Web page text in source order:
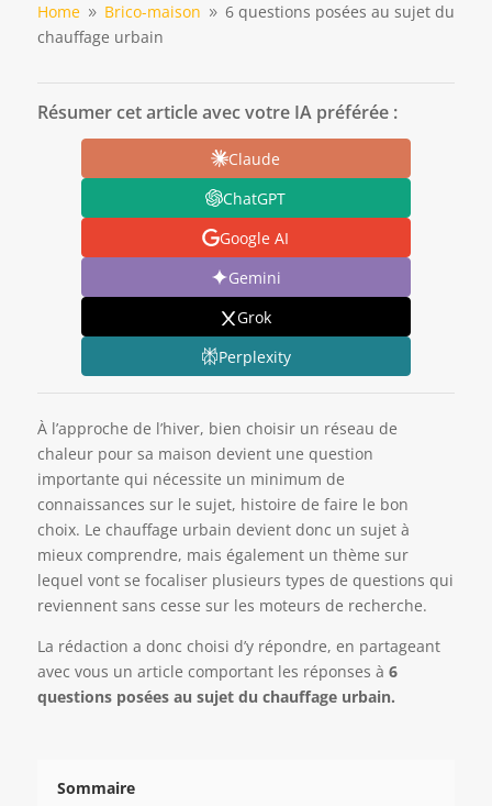
Home 9 Brico-maison 9 6 questions posées au sujet du
chauffage urbain
Résumer cet article avec votre IA préférée :
Claude
ChatGPT
Google AI
Gemini
Grok
Perplexity
À l’approche de l’hiver, bien choisir un réseau de
chaleur pour sa maison devient une question
importante qui nécessite un minimum de
connaissances sur le sujet, histoire de faire le bon
choix. Le chauffage urbain devient donc un sujet à
mieux comprendre, mais également un thème sur
lequel vont se focaliser plusieurs types de questions qui
reviennent sans cesse sur les moteurs de recherche.
La rédaction a donc choisi d’y répondre, en partageant
avec vous un article comportant les réponses à 6
questions posées au sujet du chauffage urbain.
Sommaire